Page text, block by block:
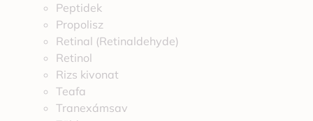
Peptidek
Propolisz
Retinal (Retinaldehyde)
Retinol
Rizs kivonat
Teafa
Tranexámsav